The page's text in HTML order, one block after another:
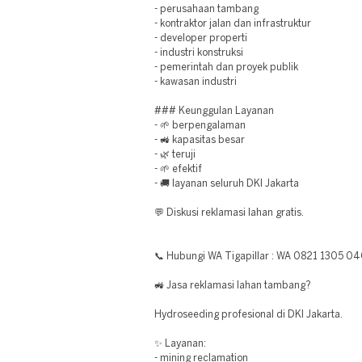
- perusahaan tambang
- kontraktor jalan dan infrastruktur
- developer properti
- industri konstruksi
- pemerintah dan proyek publik
- kawasan industri
### Keunggulan Layanan
- 🌱 berpengalaman
- 🚜 kapasitas besar
- 🌿 teruji
- 🌱 efektif
- 🚚 layanan seluruh DKI Jakarta
💬 Diskusi reklamasi lahan gratis.
📞 Hubungi WA Tigapillar : WA 0821 1305
🚜 Jasa reklamasi lahan tambang?
Hydroseeding profesional di DKI Jakarta.
✨ Layanan:
- mining reclamation